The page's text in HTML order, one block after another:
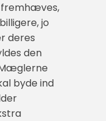
fremhæves,
jo
deres
den
byde ind